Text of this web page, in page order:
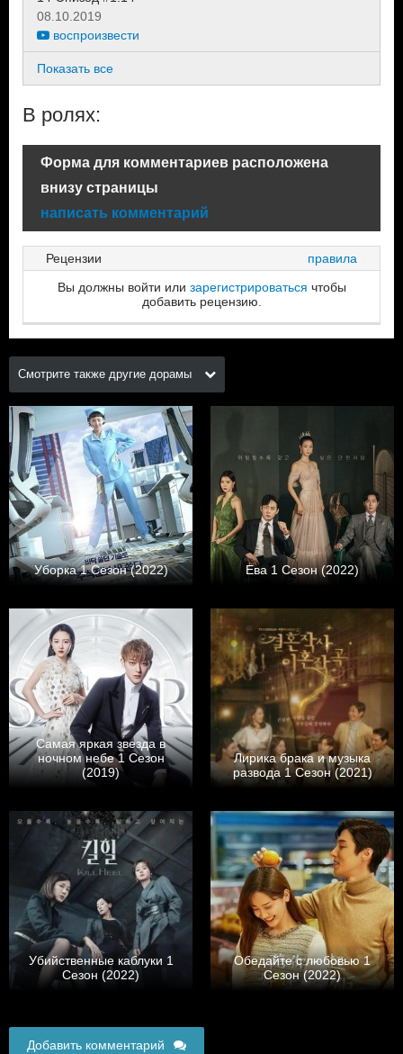
08.10.2019
воспроизвести
Показать все
В ролях:
Форма для комментариев расположена
внизу страницы
написать комментарий
Рецензии
правила
Вы должны войти или зарегистрироваться чтобы
добавить рецензию.
Смотрите также другие дорамы
Уборка 1 Сезон (2022) Ева 1 Сезон (2022)
Самая яркая звезда в
ночном небе 1 Сезон
(2019)
Лирика брака и музыка
развода 1 Сезон (2021)
Убийственные каблуки 1
Сезон (2022)
Обедайте с любовью 1
Сезон (2022)
Добавить комментарий